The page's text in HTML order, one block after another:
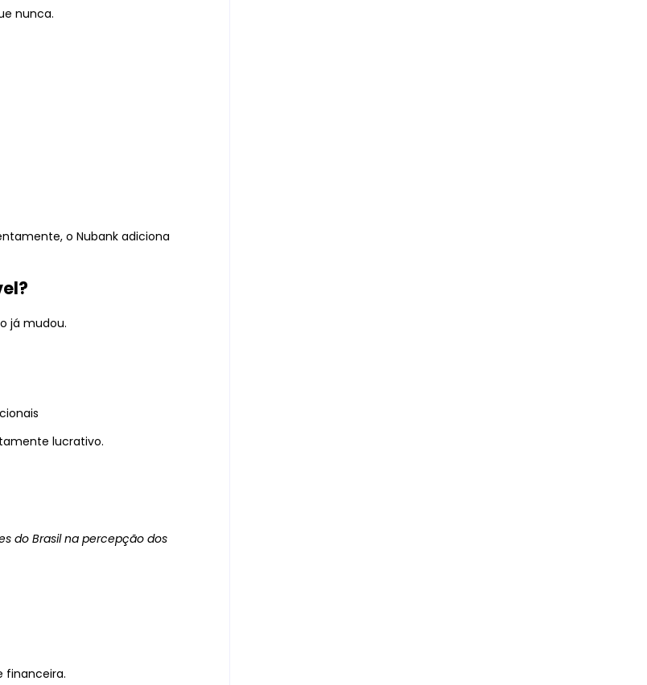
nunca.
o Nubank adiciona
já mudou.
lucrativo.
do Brasil na percepção dos
financeira.